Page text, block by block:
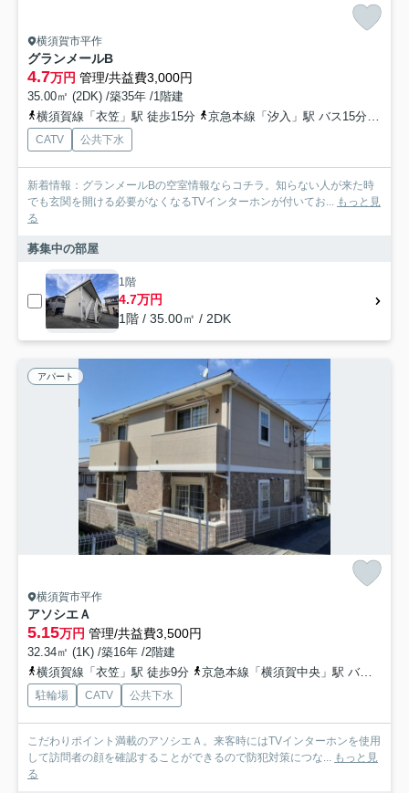
横須賀市平作
グランメールB
4.7万円 管理/共益費3,000円
35.00㎡ (2DK) /築35年 /1階建
横須賀線「衣笠」駅 徒歩15分
京急本線「汐入」駅 バス15分 「京急バス平作町」 停歩4分
CATV 公共下水
新着情報：グランメールBの空室情報ならコチラ。知らない人が来た時
でも玄関を開ける必要がなくなるTVインターホンが付いてお... もっと見
る
募集中の部屋
1階
4.7万円
1階 / 35.00㎡ / 2DK
アパート
横須賀市平作
アソシエＡ
5.15万円 管理/共益費3,500円
32.34㎡ (1K) /築16年 /2階建
横須賀線「衣笠」駅 徒歩9分
京急本線「横須賀中央」駅 バス13分 「衣笠十字路」 停歩9分
駐輪場 CATV 公共下水
こだわりポイント満載のアソシエＡ。来客時にはTVインターホンを使用
して訪問者の顔を確認することができるので防犯対策につな... もっと見
る